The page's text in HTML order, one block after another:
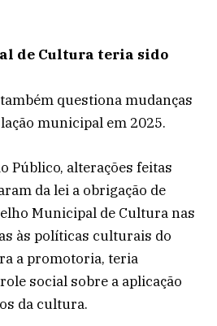
de Cultura teria sido
questiona mudanças
municipal em 2025.
Público, alterações feitas
da lei a obrigação de
Municipal de Cultura nas
às políticas culturais do
a promotoria, teria
social sobre a aplicação
da cultura.